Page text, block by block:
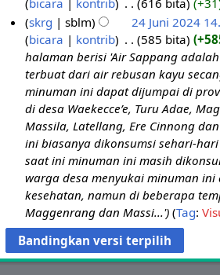
i
n
g
a
n
u
n
t
i
n
g
a
n
a
n
s
u
n
t
i
n
g
a
n
k
a
s
a
n
s
u
n
t
i
n
g
a
n
i
n
g
k
a
s
a
n
s
u
n
t
i
n
g
2
d
a
r
i
g
k
a
n
s
n
t
0
k
a
d
a
r
i
n
g
k
a
s
a
n
s
u
u
d
a
k
a
d
a
r
i
n
g
k
a
s
a
n
bicara
kontrib 616 bita +31
T
i
d
a
k
a
d
a
r
i
n
g
k
a
s
skrg
sblm 24 Juni 2024
bicara
kontrib 585 bita
halaman berisi 'Air Sappang
terbuat dari air rebusan kayu
minuman ini dapat dijumpai di
di desa Waekecce’e, Turu Adae,
Massila, Latellang, Ere Cinnong
ini biasanya dikonsumsi sehari-
saat ini minuman ini masih
warga desa menyukai minuman
kesehatan, namun di beberapa
Maggenrang dan Massi...'
Tag: